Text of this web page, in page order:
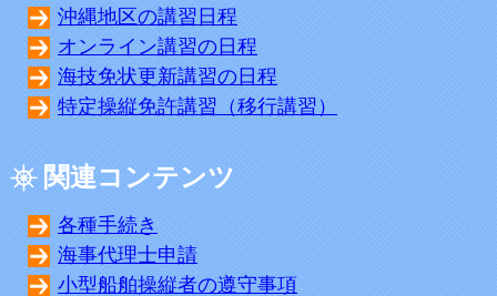
沖縄地区の講習日程
オンライン講習の日程
海技免状更新講習の日程
特定操縦免許講習（移行講習）
関連コンテンツ
各種手続き
海事代理士申請
小型船舶操縦者の遵守事項